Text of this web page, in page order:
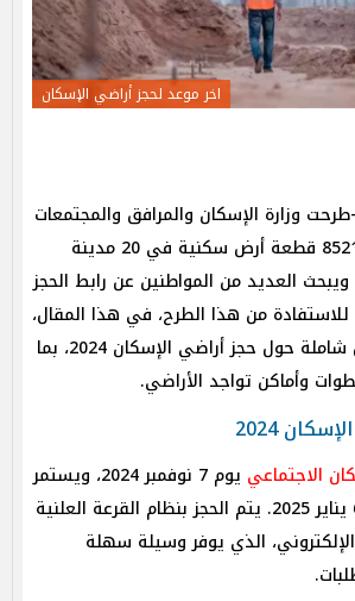
اخر موعد لحجز أراضي الإسكان
-طرحت وزارة الإسكان والمرافق والمجتمعات
العمرانية في مصر 8521 قطعة أرض سكنية في 20 مدينة
العديد من المواطنين عن رابط الحجز
من هذا الطرح، في هذا المقال،
تفاصيل شاملة حول حجز أراضي الإسكان 2024، بما
وأماكن تواجد الأراضي.
2024
الاجتماعي
يوم 7 نوفمبر 2024، ويستمر
التقديم حتى يوم 6 يناير 2025. يتم الحجز بنظام القرعة العلنية
الذي يوفر وسيلة سهلة